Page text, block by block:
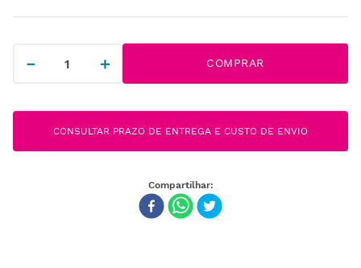
＋
－ COMPRAR
CONSULTAR PRAZO DE ENTREGA E CUSTO DE ENVIO